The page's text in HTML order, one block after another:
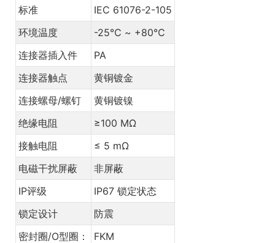
标准
IEC 61076-2-105
环境温度
-25℃ ~ +80℃
连接器插入件
PA
连接器触点
黄铜镀金
连接螺母/螺钉
黄铜镀镍
绝缘电阻
≥100 MΩ
接触电阻
≤ 5 mΩ
电磁干扰屏蔽
非屏蔽
IP评级
IP67 锁定状态
锁定设计
防震
密封圈/O型圈：
FKM